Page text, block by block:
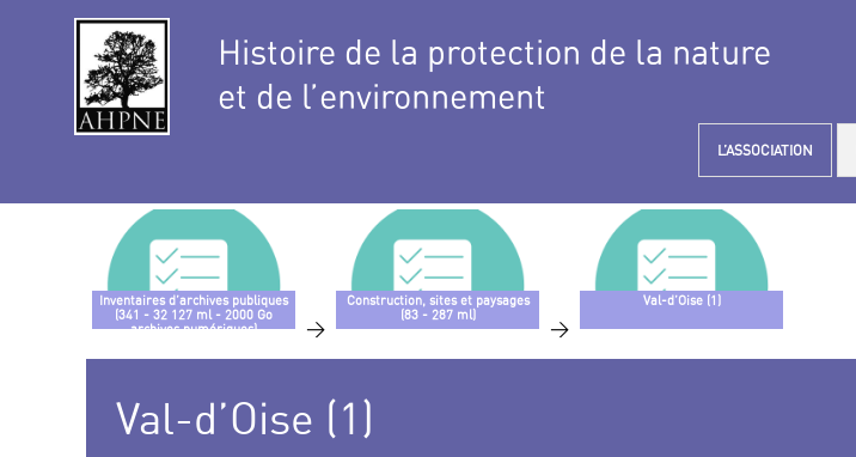
Histoire de la protection de la nature
et de l’environnement
L’ASSOCIATION
Inventaires d’archives publiques
(341 - 32 127 ml - 2000 Go
archives numériques)
>
Construction, sites et paysages
(83 - 287 ml)
>
Val-d’Oise (1)
Val-d’Oise (1)